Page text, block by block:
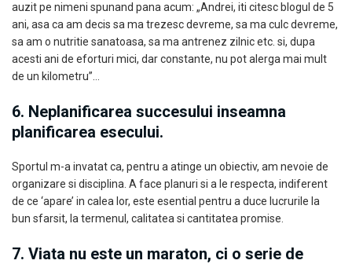
auzit pe nimeni spunand pana acum: „Andrei, iti citesc blogul de 5
ani, asa ca am decis sa ma trezesc devreme, sa ma culc devreme,
sa am o nutritie sanatoasa, sa ma antrenez zilnic etc. si, dupa
acesti ani de eforturi mici, dar constante, nu pot alerga mai mult
de un kilometru”…
6. Neplanificarea succesului inseamna
planificarea esecului.
Sportul m-a invatat ca, pentru a atinge un obiectiv, am nevoie de
organizare si disciplina. A face planuri si a le respecta, indiferent
de ce ‘apare’ in calea lor, este esential pentru a duce lucrurile la
bun sfarsit, la termenul, calitatea si cantitatea promise.
7. Viata nu este un maraton, ci o serie de